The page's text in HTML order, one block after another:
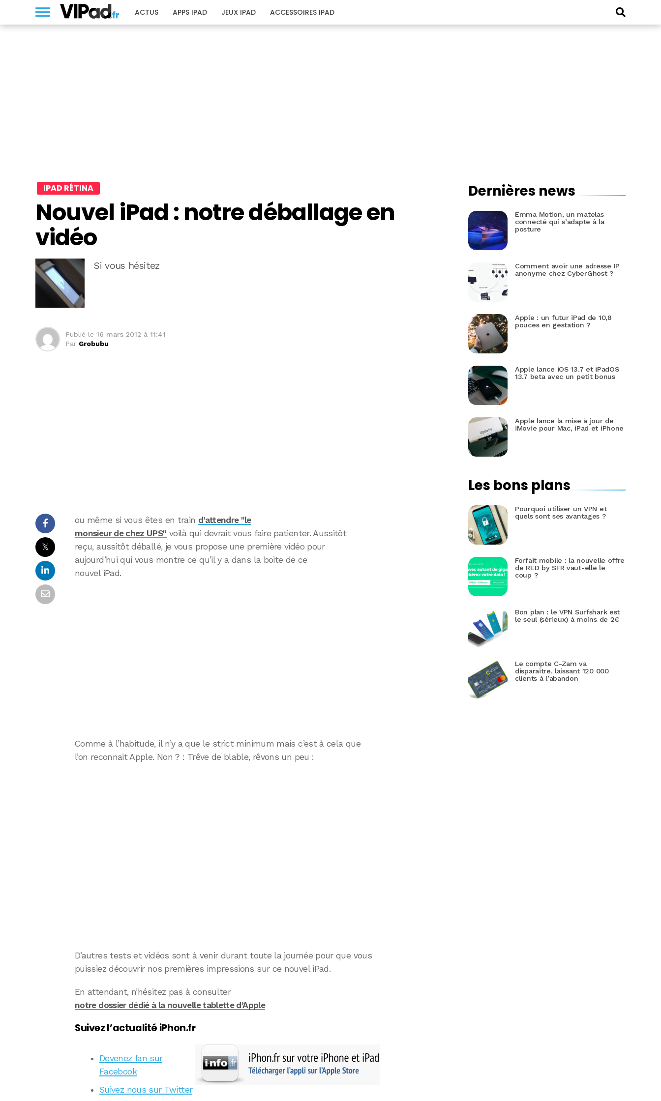
ACTUS APPS IPAD JEUX IPAD ACCESSOIRES IPAD
IPAD RÉTINA
Nouvel iPad : notre déballage en
vidéo
Si vous hésitez
Publié le 16 mars 2012 à 11:41
Par Grobubu
𝕏
ou même si vous êtes en train d’attendre "le
monsieur de chez UPS" voilà qui devrait vous faire patienter. Aussitôt
reçu, aussitôt déballé, je vous propose une première vidéo pour
aujourd’hui qui vous montre ce qu’il y a dans la boite de ce
nouvel iPad.
Comme à l’habitude, il n’y a que le strict minimum mais c’est à cela que
l’on reconnait Apple. Non ? : Trêve de blable, rêvons un peu :
D’autres tests et vidéos sont à venir durant toute la journée pour que vous
puissiez découvrir nos premières impressions sur ce nouvel iPad.
En attendant, n’hésitez pas à consulter
notre dossier dédié à la nouvelle tablette d’Apple
Suivez l’actualité iPhon.fr
Devenez fan sur
Facebook
Suivez nous sur Twitter
Dernières news
Emma Motion, un matelas
connecté qui s’adapte à la
posture
Comment avoir une adresse IP
anonyme chez CyberGhost ?
Apple : un futur iPad de 10,8
pouces en gestation ?
Apple lance iOS 13.7 et iPadOS
13.7 beta avec un petit bonus
Apple lance la mise à jour de
iMovie pour Mac, iPad et iPhone
Les bons plans
Pourquoi utiliser un VPN et
quels sont ses avantages ?
Forfait mobile : la nouvelle offre
de RED by SFR vaut-elle le
coup ?
Bon plan : le VPN Surfshark est
le seul (sérieux) à moins de 2€
Le compte C-Zam va
disparaitre, laissant 120 000
clients à l’abandon